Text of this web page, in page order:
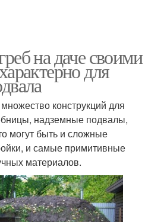
на даче своими
для
конструкций для
надземные подвалы,
могут быть и сложные
и самые примитивные
материалов.